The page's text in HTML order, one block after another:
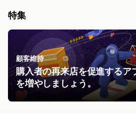
特集
顧客維持
購入者の再来店を促進するア
を増やしましょう。